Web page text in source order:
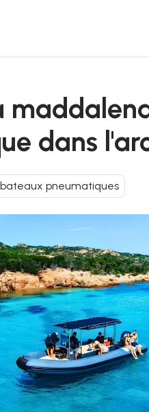
de tour en canot
dans
bateaux pneumatiques